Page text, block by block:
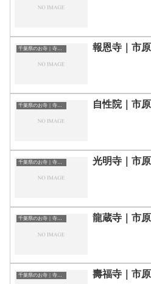
千葉県のお寺｜寺院一覧 報恩寺｜市
千葉県のお寺｜寺院一覧 自性院｜市
千葉県のお寺｜寺院一覧 光明寺｜市
千葉県のお寺｜寺院一覧 龍蔵寺｜市
千葉県のお寺｜寺院一覧 壽福寺｜市